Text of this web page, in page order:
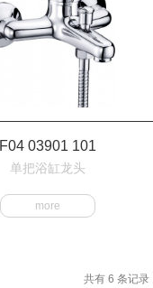
F04 03901 101
单把浴缸龙头
more
共有 6 条记录